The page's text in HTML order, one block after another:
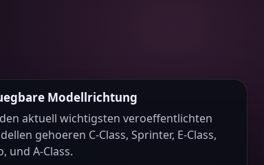
Modellrichtung
aktuell wichtigsten veroeffentlichten
gehoeren C-Class, Sprinter, E-Class,
und A-Class.